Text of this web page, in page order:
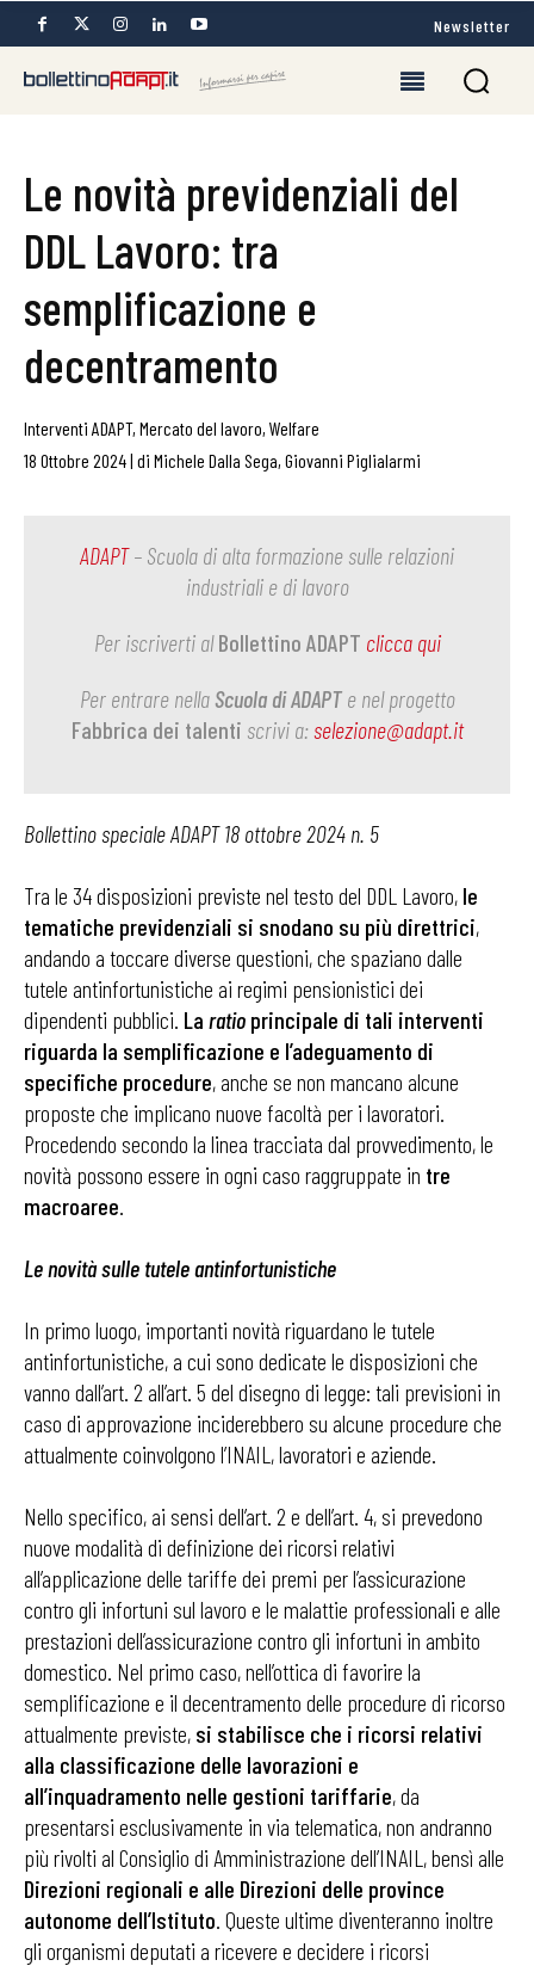
Newsletter
Le novità previdenziali del
DDL Lavoro: tra
semplificazione e
decentramento
Interventi ADAPT, Mercato del lavoro, Welfare
18 Ottobre 2024| di Michele Dalla Sega, Giovanni Piglialarmi
ADAPT– Scuola di alta formazione sulle relazioni
industriali e di lavoro
Per iscriverti alBollettino ADAPT clicca qui
Per entrare nella Scuola di ADAPTe nel progetto
Fabbrica dei talenti scrivi a:selezione@adapt.it
Bollettino speciale ADAPT 18 ottobre 2024 n. 5
Tra le 34 disposizioni previste nel testo del DDL Lavoro, le
tematiche previdenziali si snodano su più direttrici,
andando a toccare diverse questioni, che spaziano dalle
tutele antinfortunistiche ai regimi pensionistici dei
dipendenti pubblici. La ratio principale di tali interventi
riguarda la semplificazione e l’adeguamento di
specifiche procedure, anche se non mancano alcune
proposte che implicano nuove facoltà per i lavoratori.
Procedendo secondo la linea tracciata dal provvedimento, le
novità possono essere in ogni caso raggruppate in tre
macroaree.
Le novità sulle tutele antinfortunistiche
In primo luogo, importanti novità riguardano le tutele
antinfortunistiche, a cui sono dedicate le disposizioni che
vanno dall’art. 2 all’art. 5 del disegno di legge: tali previsioni in
caso di approvazione inciderebbero su alcune procedure che
attualmente coinvolgono l’INAIL, lavoratori e aziende.
Nello specifico, ai sensi dell’art. 2 e dell’art. 4, si prevedono
nuove modalità di definizione dei ricorsi relativi
all’applicazione delle tariffe dei premi per l’assicurazione
contro gli infortuni sul lavoro e le malattie professionali e alle
prestazioni dell’assicurazione contro gli infortuni in ambito
domestico. Nel primo caso, nell’ottica di favorire la
semplificazione e il decentramento delle procedure di ricorso
attualmente previste, si stabilisce che i ricorsi relativi
alla classificazione delle lavorazioni e
all’inquadramento nelle gestioni tariffarie, da
presentarsi esclusivamente in via telematica, non andranno
più rivolti al Consiglio di Amministrazione dell’INAIL, bensì alle
Direzioni regionali e alle Direzioni delle province
autonome dell’Istituto. Queste ultime diventeranno inoltre
gli organismi deputati a ricevere e decidere i ricorsi